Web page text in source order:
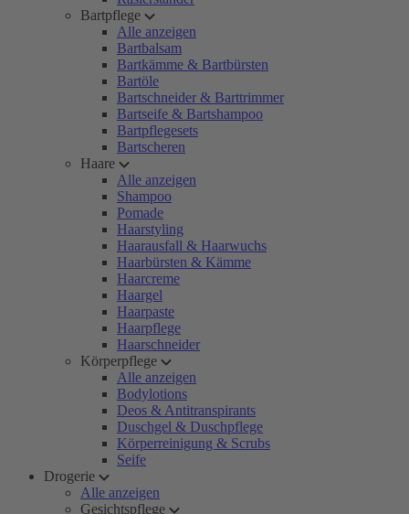
Bartpflege
Alle anzeigen
Bartbalsam
Bartkämme & Bartbürsten
Bartöle
Bartschneider & Barttrimmer
Bartseife & Bartshampoo
Bartpflegesets
Bartscheren
Haare
Alle anzeigen
Shampoo
Pomade
Haarstyling
Haarausfall & Haarwuchs
Haarbürsten & Kämme
Haarcreme
Haargel
Haarpaste
Haarpflege
Haarschneider
Körperpflege
Alle anzeigen
Bodylotions
Deos & Antitranspirants
Duschgel & Duschpflege
Körperreinigung & Scrubs
Seife
Drogerie
Alle anzeigen
Gesichtspflege